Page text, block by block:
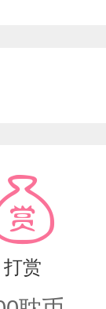
接到消息
的修士
提着剑
不畏仙尊
打赏